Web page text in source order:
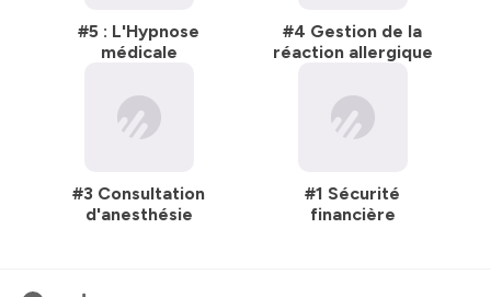
#5 : L'Hypnose
médicale
#4 Gestion de la
réaction allergique
#3 Consultation
d'anesthésie
#1 Sécurité
financière